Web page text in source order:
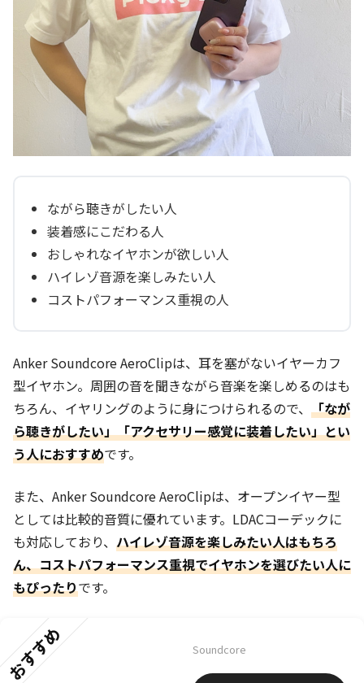
ながら聴きがしたい人
装着感にこだわる人
おしゃれなイヤホンが欲しい人
ハイレゾ音源を楽しみたい人
コストパフォーマンス重視の人
Anker Soundcore AeroClipは、耳を塞がないイヤーカフ
型イヤホン。周囲の音を聞きながら音楽を楽しめるのはも
ちろん、イヤリングのように身につけられるので、 「なが
ら聴きがしたい」「アクセサリー感覚に装着したい」とい
う人におすすめです。
また、Anker Soundcore AeroClipは、オープンイヤー型
としては比較的音質に優れています。LDACコーデックに
も対応しており、 ハイレゾ音源を楽しみたい人はもちろ
ん、コストパフォーマンス重視でイヤホンを選びたい人に
もぴったりです。
おすすめ Soundcore